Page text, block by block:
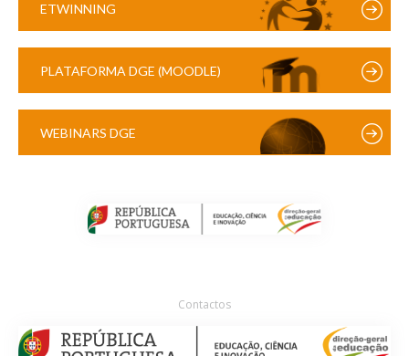
ETWINNING
PLATAFORMA DGE (MOODLE)
WEBINARS DGE
Contactos